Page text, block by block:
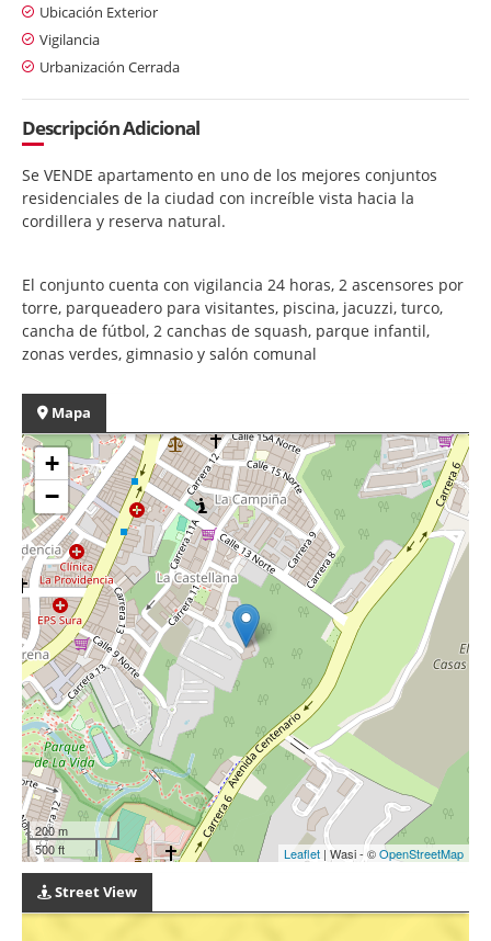
Ubicación Exterior
Vigilancia
Urbanización Cerrada
Descripción Adicional
Se VENDE apartamento en uno de los mejores conjuntos
residenciales de la ciudad con increíble vista hacia la
cordillera y reserva natural.
El conjunto cuenta con vigilancia 24 horas, 2 ascensores por
torre, parqueadero para visitantes, piscina, jacuzzi, turco,
cancha de fútbol, 2 canchas de squash, parque infantil,
zonas verdes, gimnasio y salón comunal
Mapa
+
−
200 m
500 ft
Leaflet | Wasi - ©OpenStreetMap
Street View